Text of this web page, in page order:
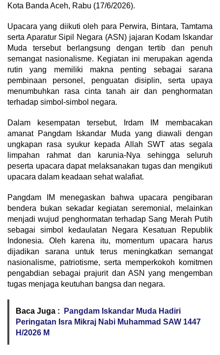
Kota Banda Aceh, Rabu (17/6/2026).
Upacara yang diikuti oleh para Perwira, Bintara, Tamtama
serta Aparatur Sipil Negara (ASN) jajaran Kodam Iskandar
Muda tersebut berlangsung dengan tertib dan penuh
semangat nasionalisme. Kegiatan ini merupakan agenda
rutin yang memiliki makna penting sebagai sarana
pembinaan personel, penguatan disiplin, serta upaya
menumbuhkan rasa cinta tanah air dan penghormatan
terhadap simbol-simbol negara.
Dalam kesempatan tersebut, Irdam IM membacakan
amanat Pangdam Iskandar Muda yang diawali dengan
ungkapan rasa syukur kepada Allah SWT atas segala
limpahan rahmat dan karunia-Nya sehingga seluruh
peserta upacara dapat melaksanakan tugas dan mengikuti
upacara dalam keadaan sehat walafiat.
Pangdam IM menegaskan bahwa upacara pengibaran
bendera bukan sekadar kegiatan seremonial, melainkan
menjadi wujud penghormatan terhadap Sang Merah Putih
sebagai simbol kedaulatan Negara Kesatuan Republik
Indonesia. Oleh karena itu, momentum upacara harus
dijadikan sarana untuk terus meningkatkan semangat
nasionalisme, patriotisme, serta memperkokoh komitmen
pengabdian sebagai prajurit dan ASN yang mengemban
tugas menjaga keutuhan bangsa dan negara.
Baca Juga :
Pangdam Iskandar Muda Hadiri
Peringatan Isra Mikraj Nabi Muhammad SAW 1447
H/2026 M